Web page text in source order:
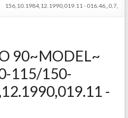
156,10.1984,12.1990,019.11 - 016.46,,0.7,
90~MODEL~
115/150-
-